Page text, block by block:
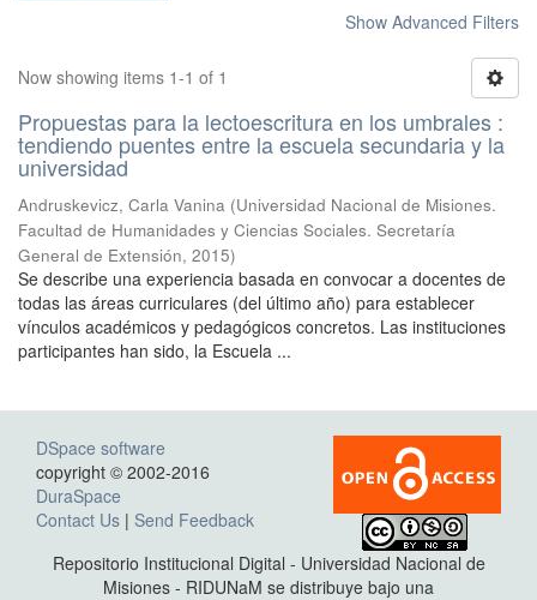
Show Advanced Filters
Now showing items 1-1 of 1
Propuestas para la lectoescritura en los umbrales :
tendiendo puentes entre la escuela secundaria y la
universidad
Andruskevicz, Carla Vanina (Universidad Nacional de Misiones.
Facultad de Humanidades y Ciencias Sociales. Secretaría
General de Extensión, 2015)
Se describe una experiencia basada en convocar a docentes de
todas las áreas curriculares (del último año) para establecer
vínculos académicos y pedagógicos concretos. Las instituciones
participantes han sido, la Escuela ...
DSpace software
copyright © 2002-2016
DuraSpace
Contact Us | Send Feedback
Repositorio Institucional Digital - Universidad Nacional de
Misiones - RIDUNaM se distribuye bajo una